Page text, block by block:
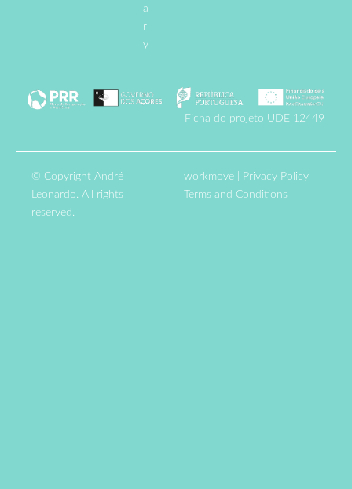
a
r
y
Ficha do projeto UDE 12449
© Copyright André
Leonardo. All rights
reserved.
workmove Privacy Policy
Terms and Conditions